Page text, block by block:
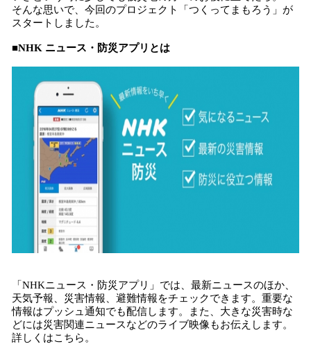
そんな思いで、今回のプロジェクト「つくってまもろう」が
スタートしました。
■NHK ニュース・防災アプリとは
「NHKニュース・防災アプリ」では、最新ニュースのほか、
天気予報、災害情報、避難情報をチェックできます。重要な
情報はプッシュ通知でも配信します。また、大きな災害時な
どには災害関連ニュースなどのライブ映像もお伝えします。
詳しくはこちら。